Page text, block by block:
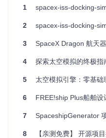
览器控制台，即可在模拟
可以自由调整，允许用户
统上无缝运行。
开源贡献 ：欢迎所有感兴
共享你的创新成果。
想看看这个自动驾驶系统在
旅！
1 spacex-iss-docking-sim-
2 spacex-iss-docking-
3 SpaceX Dragon 航天器自动对
4 探索太空模拟的终极指南：解
5 太空模拟引擎：零基
6 FREE!ship Plus船舶设计
7 SpaceshipGenerator
8 【亲测免费】 开源项目